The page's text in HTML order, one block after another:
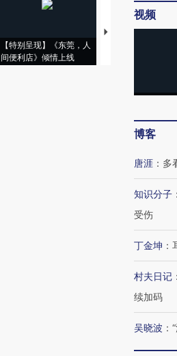
【特别呈现】《东莞，人
间便利店》倾情上线
【推广】走进第四
视频
博客
唐涯 ： 多
知识分子 ：
受伤
丁金坤 ：
村夫日记 ：
续加码
吴晓波 ：